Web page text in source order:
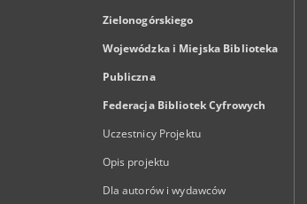
Zielonogórskiego
Wojewódzka i Miejska Biblioteka
Publiczna
Federacja Bibliotek Cyfrowych
Uczestnicy Projektu
Opis projektu
Dla autorów i wydawców